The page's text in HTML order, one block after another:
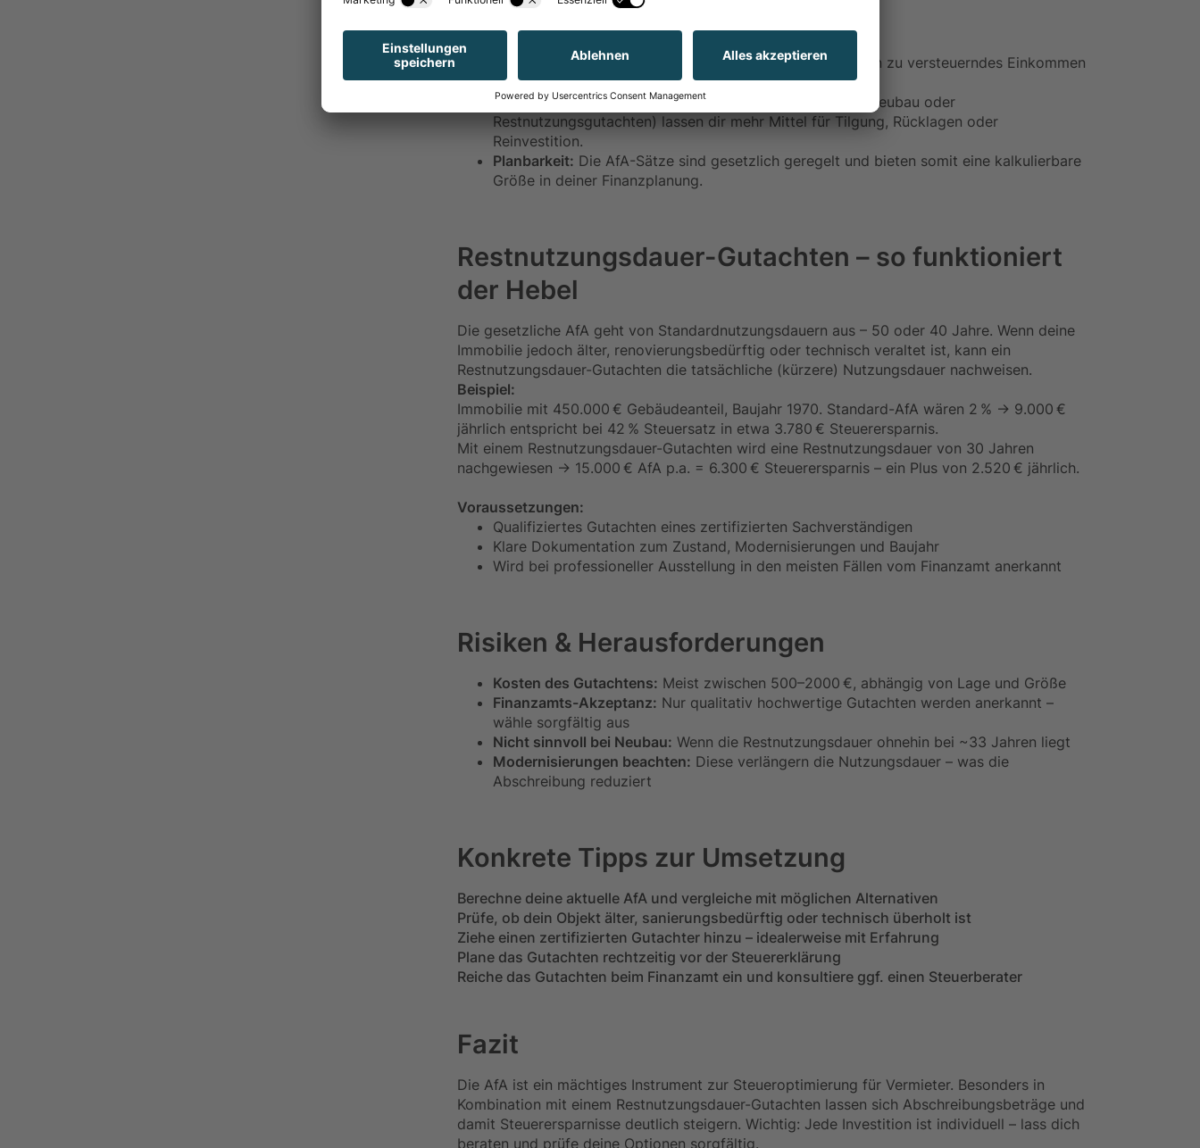
Vorteile & Chancen der AfA
Direkte Steuerersparnis:
Die Abschreibung reduziert dein zu versteuerndes Einkommen
– jedes Jahr aufs Neue.
Optimierter Cashflow:Höhere AfA-Beträge (z. B. durch Neubau oder
Restnutzungsgutachten) lassen dir mehr Mittel für Tilgung, Rücklagen oder
Reinvestition.
Planbarkeit: Die AfA-Sätze sind gesetzlich geregelt und bieten somit eine kalkulierbare
Größe in deiner Finanzplanung.
Restnutzungsdauer-Gutachten – so funktioniert
der Hebel
Die gesetzliche AfA geht von Standardnutzungsdauern aus – 50 oder 40 Jahre. Wenn deine
Immobilie jedoch älter, renovierungsbedürftig oder technisch veraltet ist, kann ein
Restnutzungsdauer-Gutachten die tatsächliche (kürzere) Nutzungsdauer nachweisen.
Beispiel:
Immobilie mit 450.000 € Gebäudeanteil, Baujahr 1970. Standard-AfA wären 2 % → 9.000 €
jährlich entspricht bei 42 % Steuersatz in etwa 3.780 € Steuerersparnis.
Mit einem Restnutzungsdauer-Gutachten wird eine Restnutzungsdauer von 30 Jahren
nachgewiesen → 15.000 € AfA p.a. = 6.300 € Steuerersparnis – ein Plus von 2.520 € jährlich.
Voraussetzungen:
Qualifiziertes Gutachten eines zertifizierten Sachverständigen
Klare Dokumentation zum Zustand, Modernisierungen und Baujahr
Wird bei professioneller Ausstellung in den meisten Fällen vom Finanzamt anerkannt
Risiken & Herausforderungen
Kosten des Gutachtens: Meist zwischen 500–2000 €, abhängig von Lage und Größe
Finanzamts-Akzeptanz: Nur qualitativ hochwertige Gutachten werden anerkannt –
wähle sorgfältig aus
Nicht sinnvoll bei Neubau: Wenn die Restnutzungsdauer ohnehin bei ~33 Jahren liegt
Modernisierungen beachten: Diese verlängern die Nutzungsdauer – was die
Abschreibung reduziert
Konkrete Tipps zur Umsetzung
Berechne deine aktuelle AfA und vergleiche mit möglichen Alternativen
Prüfe, ob dein Objekt älter, sanierungsbedürftig oder technisch überholt ist
Ziehe einen zertifizierten Gutachter hinzu – idealerweise mit Erfahrung
Plane das Gutachten rechtzeitig vor der Steuererklärung
Reiche das Gutachten beim Finanzamt ein und konsultiere ggf. einen Steuerberater
Fazit
Die AfA ist ein mächtiges Instrument zur Steueroptimierung für Vermieter. Besonders in
Kombination mit einem Restnutzungsdauer-Gutachten lassen sich Abschreibungsbeträge und
damit Steuerersparnisse deutlich steigern. Wichtig: Jede Investition ist individuell – lass dich
beraten und prüfe deine Optionen sorgfältig.